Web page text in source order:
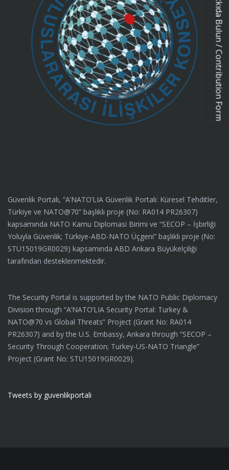
Katkıda Bulun / Contribution Form
Güvenlik Portalı, “A’NATO’LIA Güvenlik Portalı: Küresel Tehditler,
Türkiye ve NATO@70” başlıklı proje (No: RA014 PR26307)
kapsamında NATO Kamu Diplomasi Birimi ve “SECOP – İşbirliği
Yoluyla Güvenlik; Türkiye-ABD-NATO Üçgeni” başlıklı proje (No:
STU15019GR0029) kapsamında ABD Ankara Büyükelçiliği
tarafından desteklenmektedir.
The Security Portal is supported by the NATO Public Diplomacy
Division through “A’NATO’LIA Security Portal: Turkey &
NATO@70 vs Global Threats” Project (Grant No: RA014
PR26307) and by the U.S. Embassy, Ankara through “SECOP –
Security Through Cooperation; Turkey-US-NATO Triangle”
Project (Grant No: STU15019GR0029).
Tweets by guvenlikportali